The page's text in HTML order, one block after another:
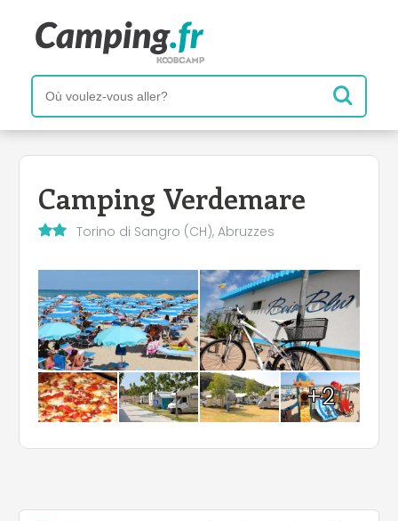
Camping Verdemare
Torino di Sangro (CH), Abruzzes
+2